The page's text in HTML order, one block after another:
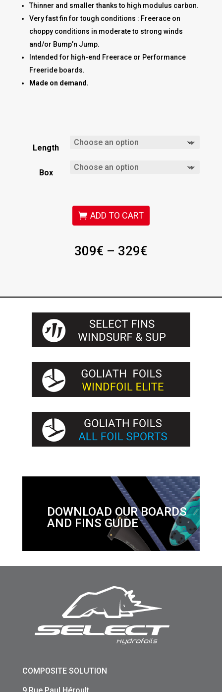
Thinner and smaller thanks to high modulus carbon.
Very fast fin for tough conditions : Freerace on
choppy conditions in moderate to strong winds
and/or Bump’n Jump.
Intended for high-end Freerace or Performance
Freeride boards.
Made on demand.
Length
Box
ADD TO CART
309€ – 329€
329€
DOWNLOAD OUR BOARDS
AND FINS GUIDE
COMPOSITE SOLUTION